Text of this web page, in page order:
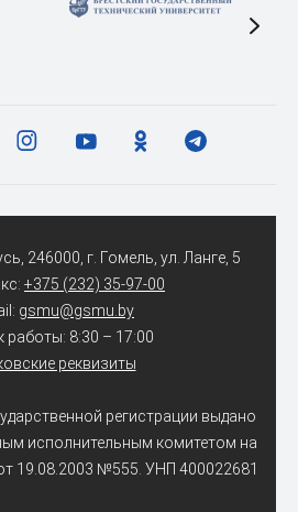
246000, г. Гомель, ул. Ланге, 5
+375 (232) 35-97-00
gsmu@gsmu.by
работы: 8:30 – 17:00
реквизиты
регистрации выдано
исполнительным комитетом на
19.08.2003 №555. УНП 400022681